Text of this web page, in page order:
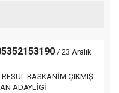
/ 23 Aralık
RESUL BASKANİM ÇIKMIŞ
ADAYLİGİ